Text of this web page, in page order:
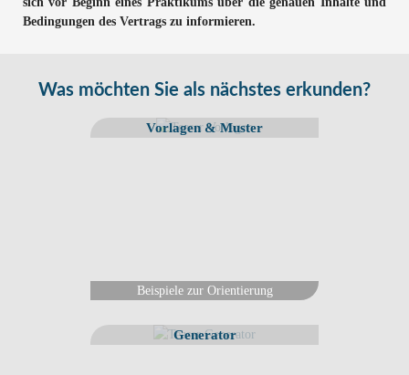
Bedingungen des Vertrags zu informieren.
Was möchten Sie als nächstes erkunden?
Vorlagen & Muster
Beispiele zur Orientierung
Generator